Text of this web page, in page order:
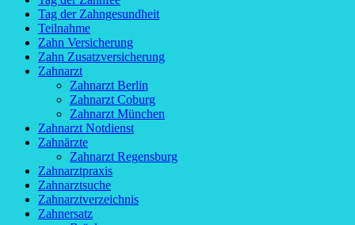
Tag der Zahngesundheit
Teilnahme
Zahn Versicherung
Zahn Zusatzversicherung
Zahnarzt
Zahnarzt Berlin
Zahnarzt Coburg
Zahnarzt München
Zahnarzt Notdienst
Zahnärzte
Zahnarzt Regensburg
Zahnarztpraxis
Zahnarztsuche
Zahnarztverzeichnis
Zahnersatz